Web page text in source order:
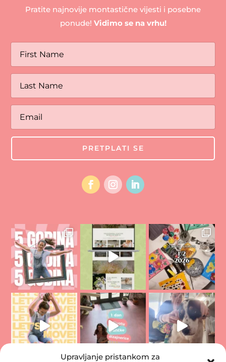
Upravljanje pristankom za
Pratite najnovije montastične vijesti i posebne
ponude! Vidimo se na vrhu!
PRETPLATI SE